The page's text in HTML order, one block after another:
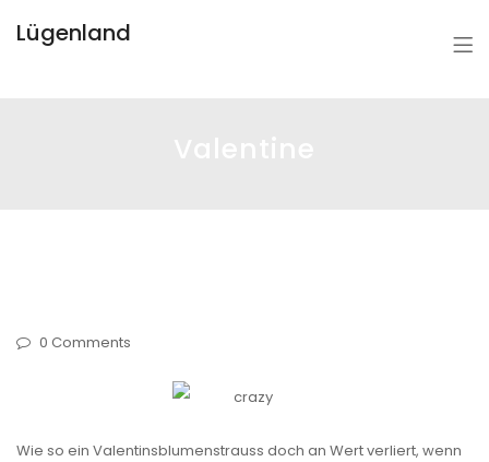
Lügenland
0 Comments
Wie so ein Valentinsblumenstrauss doch an Wert verliert, wenn